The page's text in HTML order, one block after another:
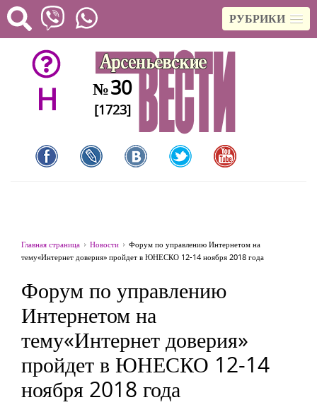
РУБРИКИ
H №30
[1723]
Главная страница Новости
Форум по управлению Интернетом на
тему«Интернет доверия» пройдет в ЮНЕСКО 12-14 ноября 2018 года
Форум по управлению
Интернетом на
тему«Интернет доверия»
пройдет в ЮНЕСКО 12-14
ноября 2018 года